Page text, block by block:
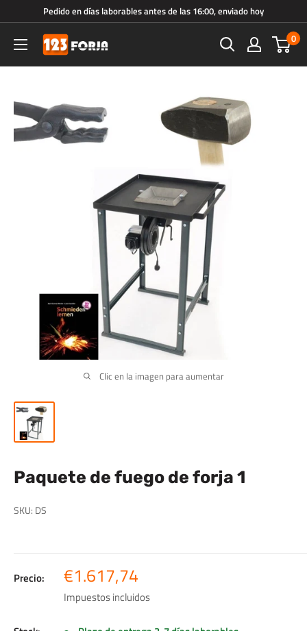
directamente
contenido
Pedido en días laborables antes de las 16:00, enviado hoy
123forja.es 0
Clic en la imagen para aumentar
Paquete de fuego de forja 1
SKU: DS
Precio: Precio
de
venta
€1.617,74
Impuestos incluidos